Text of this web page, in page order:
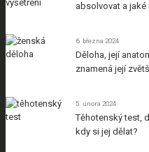
absolvovat a jaké
6. března 2024
Děloha, její
znamená její
5. února 2024
Těhotenský test,
kdy si jej dělat?